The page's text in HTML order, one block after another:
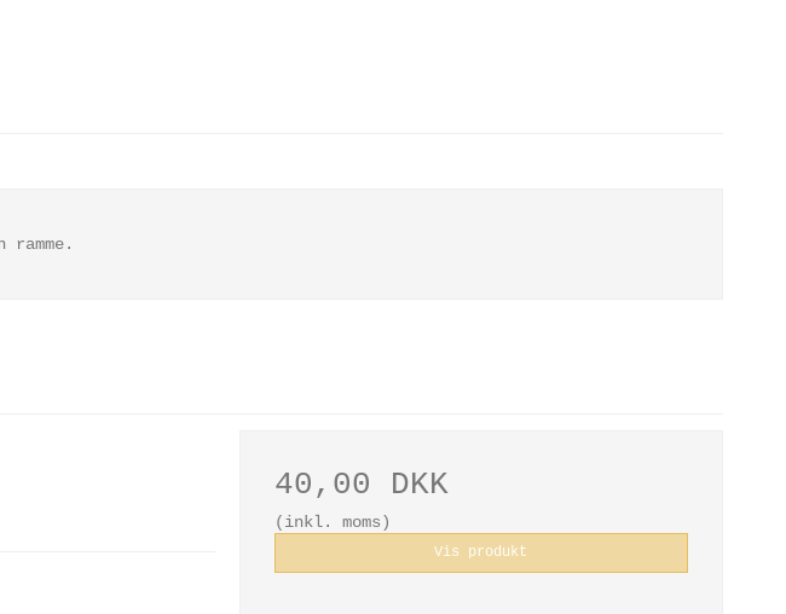
40,00 DKK
(inkl. moms)
Vis produkt